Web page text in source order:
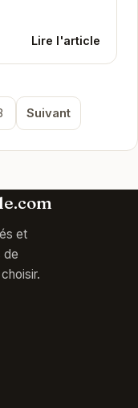
Lire l'article
Suivant
et
de